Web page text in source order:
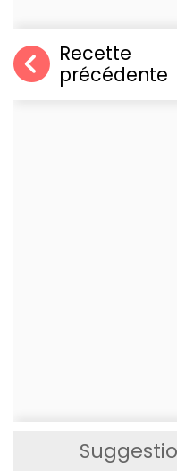
Recette
précédente